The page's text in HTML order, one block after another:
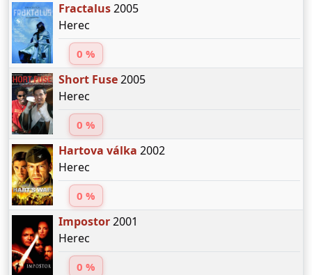
Fractalus2005
Herec
0 %
Short Fuse2005
Herec
0 %
Hartova válka 2002
Herec
0 %
Impostor2001
Herec
0 %